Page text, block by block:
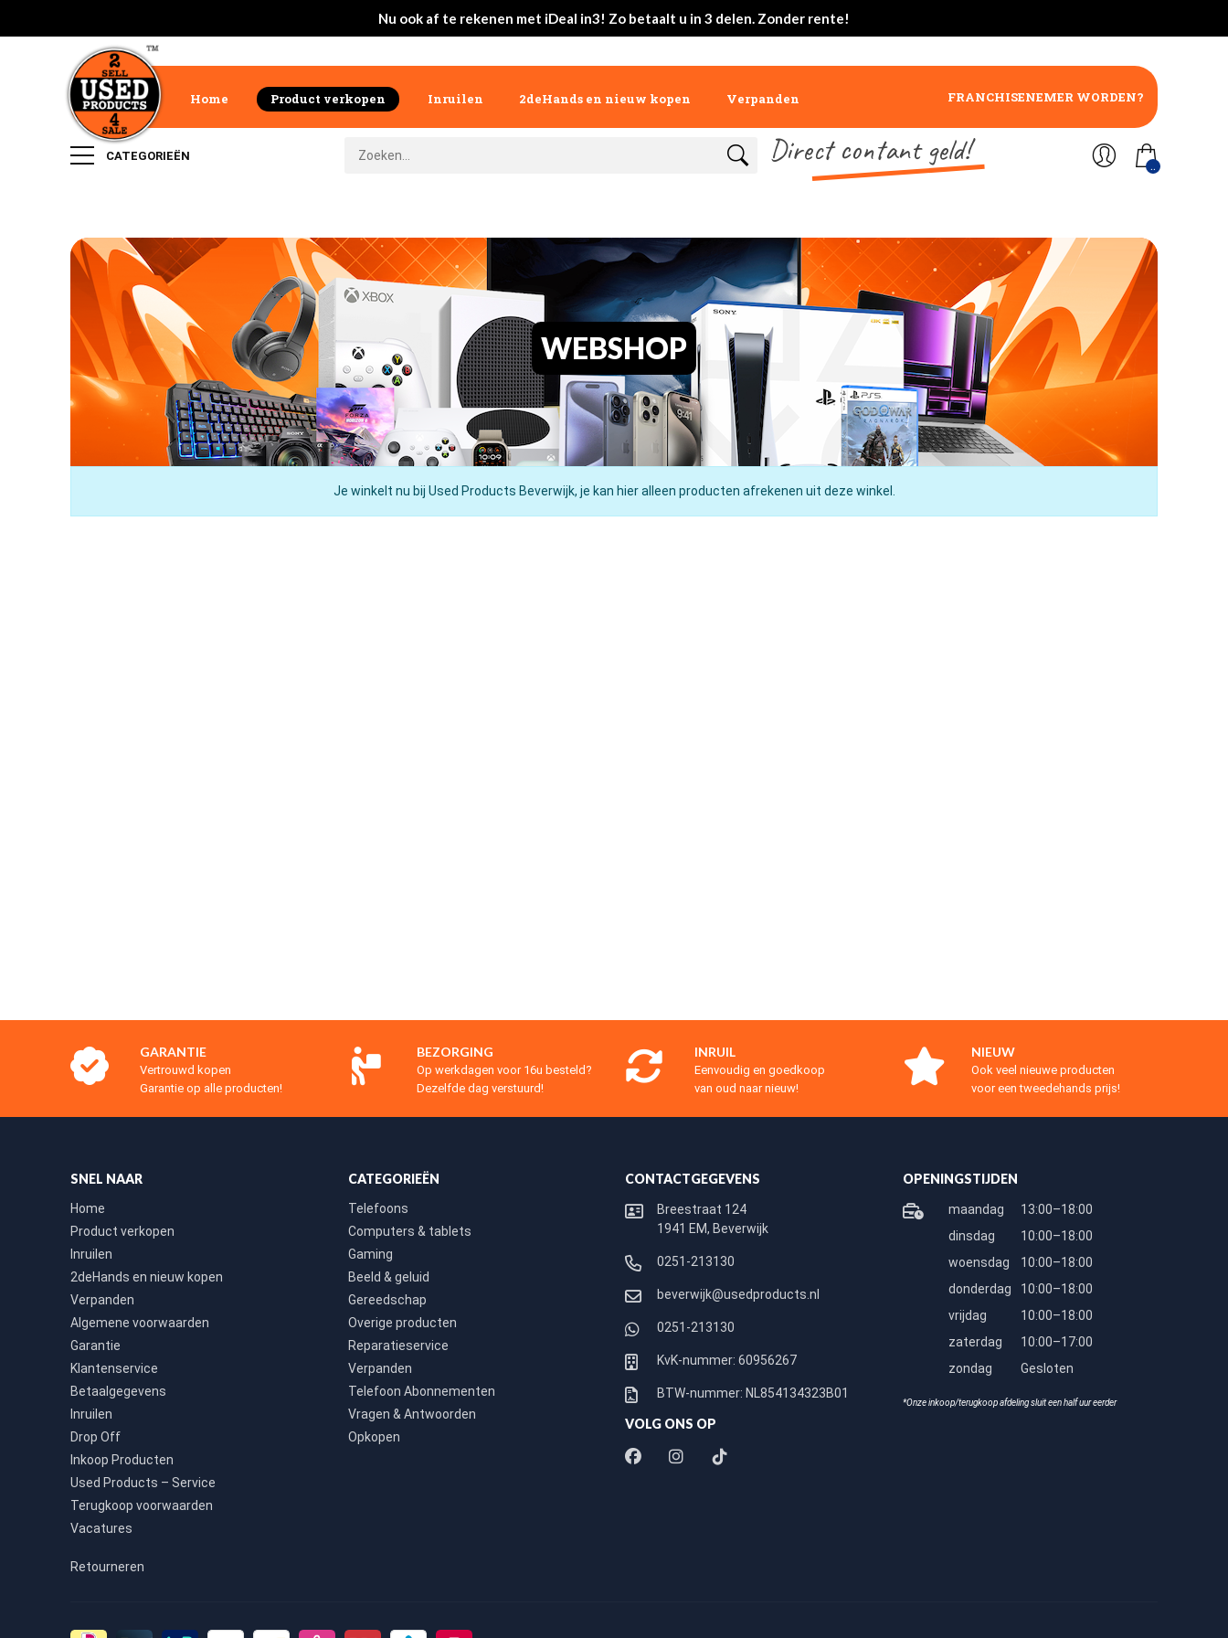
Nu ook af te rekenen met iDeal in3! Zo betaalt u in 3 delen. Zonder rente!
Home Product verkopen Inruilen 2deHands en nieuw kopen Verpanden FRANCHISENEMER WORDEN?
CATEGORIEËN Direct contant geld! ..
WEBSHOP
Je winkelt nu bij Used Products Beverwijk, je kan hier alleen producten afrekenen uit deze winkel.
GARANTIE
Vertrouwd kopen
Garantie op alle producten!
BEZORGING
Op werkdagen voor 16u besteld?
Dezelfde dag verstuurd!
INRUIL
Eenvoudig en goedkoop
van oud naar nieuw!
NIEUW
Ook veel nieuwe producten
voor een tweedehands prijs!
SNEL NAAR
Home
Product verkopen
Inruilen
2deHands en nieuw kopen
Verpanden
Algemene voorwaarden
Garantie
Klantenservice
Betaalgegevens
Inruilen
Drop Off
Inkoop Producten
Used Products – Service
Terugkoop voorwaarden
Vacatures
Retourneren
CATEGORIEËN
Telefoons
Computers & tablets
Gaming
Beeld & geluid
Gereedschap
Overige producten
Reparatieservice
Verpanden
Telefoon Abonnementen
Vragen & Antwoorden
Opkopen
CONTACTGEGEVENS
Breestraat 124
1941 EM, Beverwijk
0251-213130
beverwijk@usedproducts.nl
0251-213130
KvK-nummer: 60956267
BTW-nummer: NL854134323B01
VOLG ONS OP
OPENINGSTIJDEN
maandag
13:00–18:00
dinsdag
10:00–18:00
woensdag
10:00–18:00
donderdag
10:00–18:00
vrijdag
10:00–18:00
zaterdag
10:00–17:00
zondag
Gesloten
*Onze inkoop/terugkoop afdeling sluit een half uur eerder